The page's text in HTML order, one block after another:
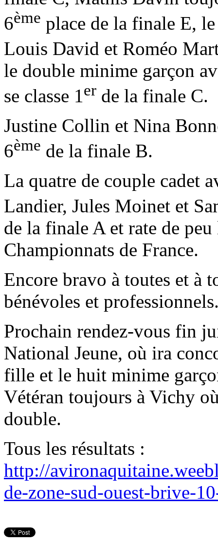
6ème place de la finale E,
Louis David et Roméo
le double minime garçon
se classe 1er de la finale C.
Justine Collin et Nina
6ème de la finale B.
La quatre de couple cadet
Landier, Jules Moinet et
de la finale A et rate de
Championnats de France.
Encore bravo à toutes et à
bénévoles et
Prochain rendez-vous fin
National Jeune, où ira
fille et le huit minime
Vétéran toujours à Vichy
double.
Tous les résultats :
http://
de-zone-sud-ouest-brive-